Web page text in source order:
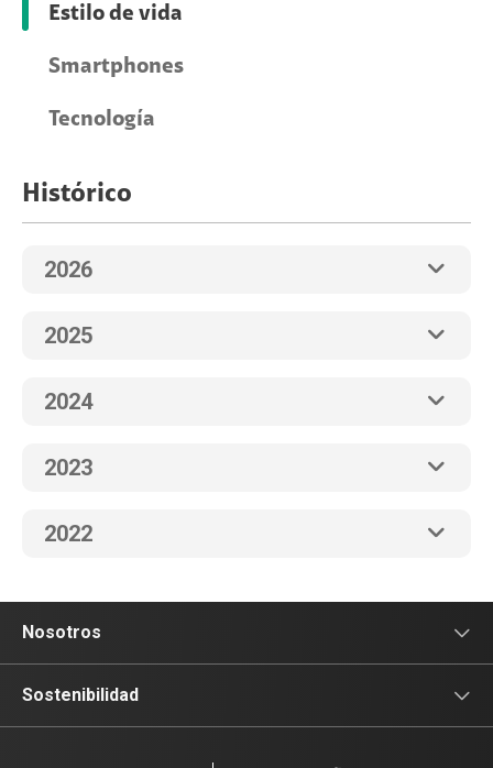
Estilo de vida
Smartphones
Tecnología
Histórico
2026
2025
2024
2023
2022
Nosotros
Sala de prensa
Sostenibilidad